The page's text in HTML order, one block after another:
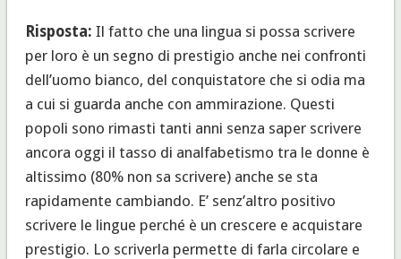
Risposta: Il fatto che una lingua si possa scrivere
per loro è un segno di prestigio anche nei confronti
dell’uomo bianco, del conquistatore che si odia ma
a cui si guarda anche con ammirazione. Questi
popoli sono rimasti tanti anni senza saper scrivere
ancora oggi il tasso di analfabetismo tra le donne è
altissimo (80% non sa scrivere) anche se sta
rapidamente cambiando. E’ senz’altro positivo
scrivere le lingue perché è un crescere e acquistare
prestigio. Lo scriverla permette di farla circolare e